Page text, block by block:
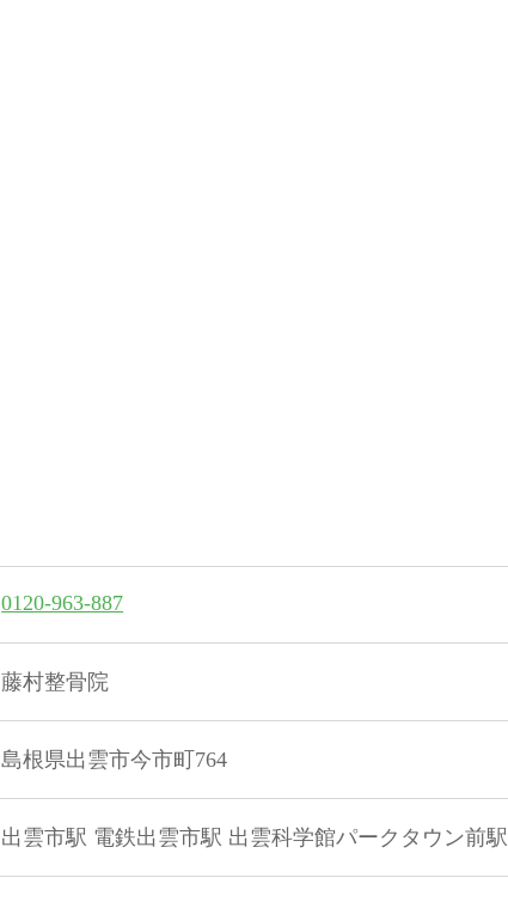
0120-963-887
藤村整骨院
島根県出雲市今市町764
出雲市駅 電鉄出雲市駅 出雲科学館パークタウン前駅